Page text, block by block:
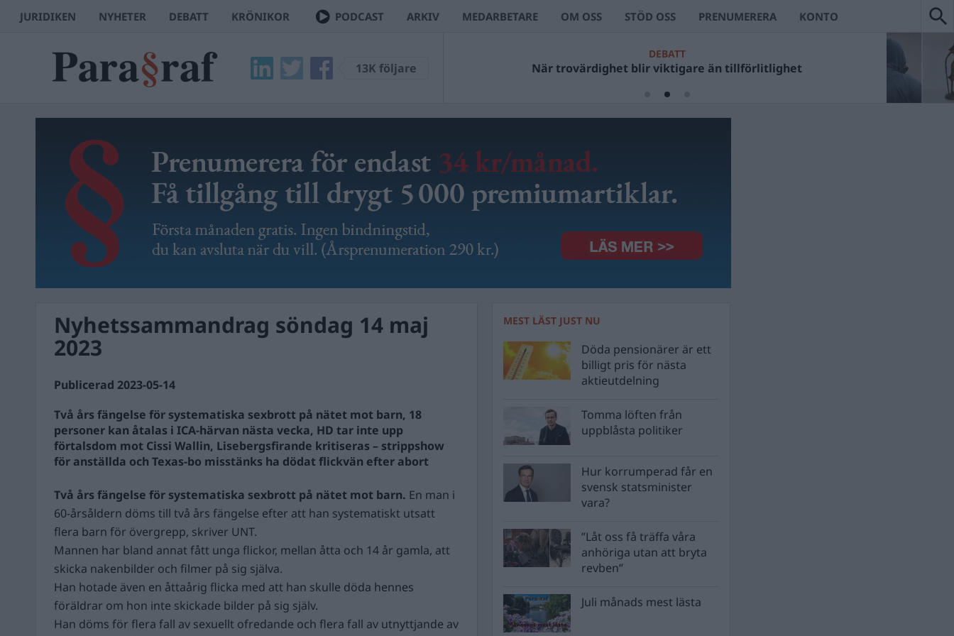
JURIDIKEN NYHETER DEBATT KRÖNIKOR PODCAST ARKIV MEDARBETARE OM OSS STÖD OSS PRENUMERERA KONTO
13K följare
DEBATT
När trovärdighet blir viktigare än tillförlitlighet
VECKANS VÄRSTA
Ingen kan väl ha missat Ulf Kristerssons fotosessioner?
Nyhetssammandrag söndag 14 maj
2023
Publicerad 2023-05-14
Två års fängelse för systematiska sexbrott på nätet mot barn, 18
personer kan åtalas i ICA-härvan nästa vecka, HD tar inte upp
förtalsdom mot Cissi Wallin, Lisebergsfirande kritiseras – strippshow
för anställda och Texas-bo misstänks ha dödat flickvän efter abort
Två års fängelse för systematiska sexbrott på nätet mot barn. En man i
60-årsåldern döms till två års fängelse efter att han systematiskt utsatt
flera barn för övergrepp, skriver UNT.
Mannen har bland annat fått unga flickor, mellan åtta och 14 år gamla, att
skicka nakenbilder och filmer på sig själva.
Han hotade även en åttaårig flicka med att han skulle döda hennes
föräldrar om hon inte skickade bilder på sig själv.
Han döms för flera fall av sexuellt ofredande och flera fall av utnyttjande av
MEST LÄST JUST NU
Döda pensionärer är ett
billigt pris för nästa
aktieutdelning
Tomma löften från
uppblåsta politiker
Hur korrumperad får en
svensk statsminister
vara?
”Låt oss få träffa våra
anhöriga utan att bryta
revben”
Juli månads mest lästa